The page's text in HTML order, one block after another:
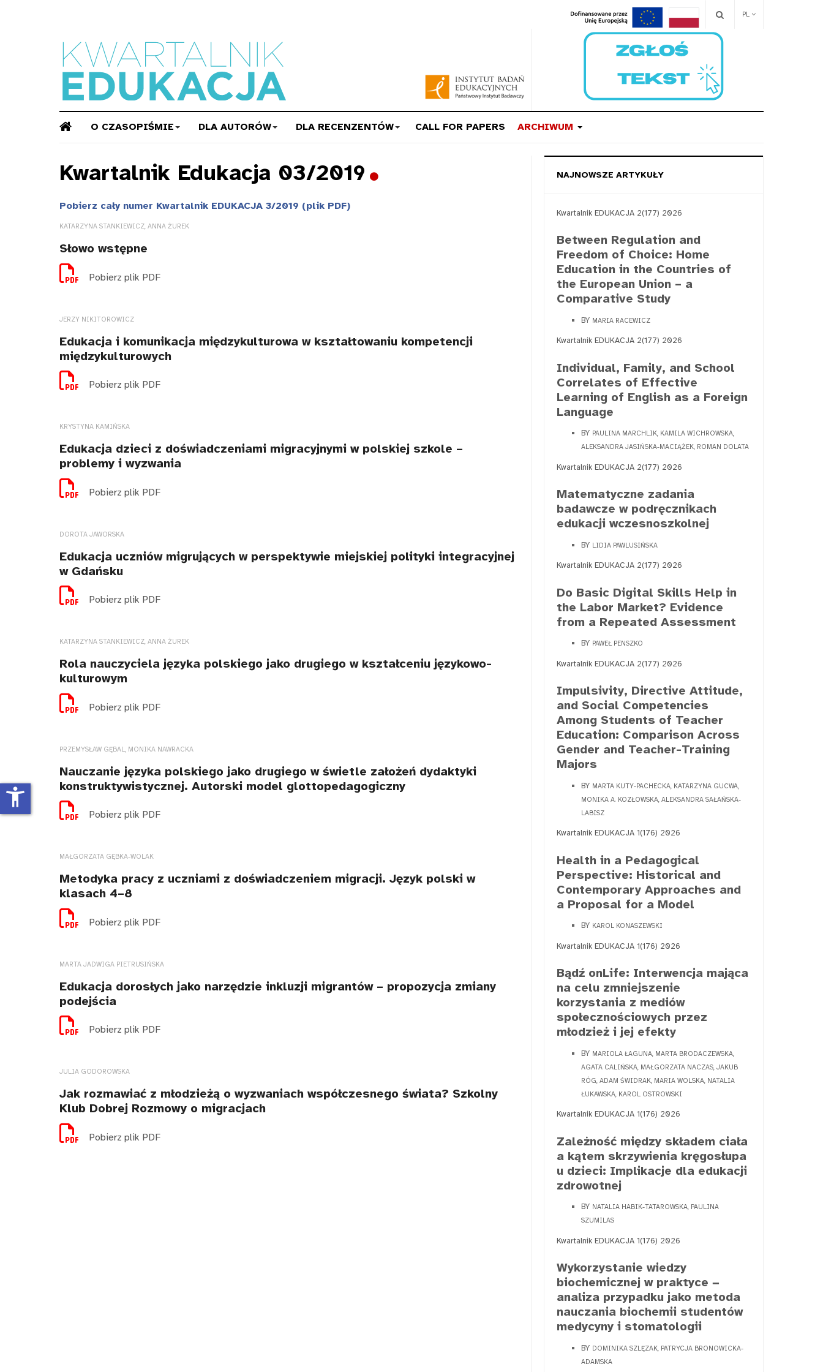
PL
O CZASOPIŚMIE DLA AUTORÓW DLA RECENZENTÓW CALL FOR PAPERS ARCHIWUM
Kwartalnik Edukacja 03/2019
Pobierz cały numer Kwartalnik EDUKACJA 3/2019 (plik PDF)
KATARZYNA STANKIEWICZ, ANNA ŻUREK
Słowo wstępne
Pobierz plik PDF
JERZY NIKITOROWICZ
Edukacja i komunikacja międzykulturowa w kształtowaniu kompetencji
międzykulturowych
Pobierz plik PDF
KRYSTYNA KAMIŃSKA
Edukacja dzieci z doświadczeniami migracyjnymi w polskiej szkole –
problemy i wyzwania
Pobierz plik PDF
DOROTA JAWORSKA
Edukacja uczniów migrujących w perspektywie miejskiej polityki integracyjnej
w Gdańsku
Pobierz plik PDF
KATARZYNA STANKIEWICZ, ANNA ŻUREK
Rola nauczyciela języka polskiego jako drugiego w kształceniu językowo-
kulturowym
Pobierz plik PDF
PRZEMYSŁAW GĘBAL, MONIKA NAWRACKA
Nauczanie języka polskiego jako drugiego w świetle założeń dydaktyki
konstruktywistycznej. Autorski model glottopedagogiczny
Pobierz plik PDF
MAŁGORZATA GĘBKA-WOLAK
Metodyka pracy z uczniami z doświadczeniem migracji. Język polski w
klasach 4–8
Pobierz plik PDF
MARTA JADWIGA PIETRUSIŃSKA
Edukacja dorosłych jako narzędzie inkluzji migrantów – propozycja zmiany
podejścia
Pobierz plik PDF
JULIA GODOROWSKA
Jak rozmawiać z młodzieżą o wyzwaniach współczesnego świata? Szkolny
Klub Dobrej Rozmowy o migracjach
Pobierz plik PDF
NAJNOWSZE ARTYKUŁY
Kwartalnik EDUKACJA 2(177) 2026
Between Regulation and
Freedom of Choice: Home
Education in the Countries of
the European Union – a
Comparative Study
BY MARIA RACEWICZ
Kwartalnik EDUKACJA 2(177) 2026
Individual, Family, and School
Correlates of Effective
Learning of English as a Foreign
Language
BY PAULINA MARCHLIK, KAMILA WICHROWSKA,
ALEKSANDRA JASIŃSKA-MACIĄŻEK, ROMAN DOLATA
Kwartalnik EDUKACJA 2(177) 2026
Matematyczne zadania
badawcze w podręcznikach
edukacji wczesnoszkolnej
BY LIDIA PAWLUSIŃSKA
Kwartalnik EDUKACJA 2(177) 2026
Do Basic Digital Skills Help in
the Labor Market? Evidence
from a Repeated Assessment
BY PAWEŁ PENSZKO
Kwartalnik EDUKACJA 2(177) 2026
Impulsivity, Directive Attitude,
and Social Competencies
Among Students of Teacher
Education: Comparison Across
Gender and Teacher-Training
Majors
BY MARTA KUTY-PACHECKA, KATARZYNA GUCWA,
MONIKA A. KOZŁOWSKA, ALEKSANDRA SAŁAŃSKA-
LABISZ
Kwartalnik EDUKACJA 1(176) 2026
Health in a Pedagogical
Perspective: Historical and
Contemporary Approaches and
a Proposal for a Model
BY KAROL KONASZEWSKI
Kwartalnik EDUKACJA 1(176) 2026
Bądź onLife: Interwencja mająca
na celu zmniejszenie
korzystania z mediów
społecznościowych przez
młodzież i jej efekty
BY MARIOLA ŁAGUNA, MARTA BRODACZEWSKA,
AGATA CALIŃSKA, MAŁGORZATA NACZAS, JAKUB
RÓG, ADAM ŚWIDRAK, MARIA WOLSKA, NATALIA
ŁUKAWSKA, KAROL OSTROWSKI
Kwartalnik EDUKACJA 1(176) 2026
Zależność między składem ciała
a kątem skrzywienia kręgosłupa
u dzieci: Implikacje dla edukacji
zdrowotnej
BY NATALIA HABIK-TATAROWSKA, PAULINA
SZUMILAS
Kwartalnik EDUKACJA 1(176) 2026
Wykorzystanie wiedzy
biochemicznej w praktyce −
analiza przypadku jako metoda
nauczania biochemii studentów
medycyny i stomatologii
BY DOMINIKA SZLĘZAK, PATRYCJA BRONOWICKA-
ADAMSKA
accessibility_new